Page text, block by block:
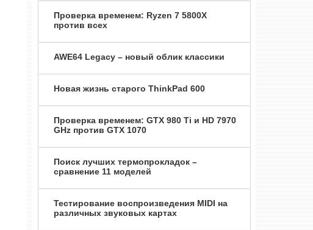
Проверка временем: Ryzen 7 5800X
против всех
AWE64 Legacy – новый облик классики
Новая жизнь старого ThinkPad 600
Проверка временем: GTX 980 Ti и HD 7970
GHz против GTX 1070
Поиск лучших термопрокладок –
сравнение 11 моделей
Тестирование воспроизведения MIDI на
различных звуковых картах